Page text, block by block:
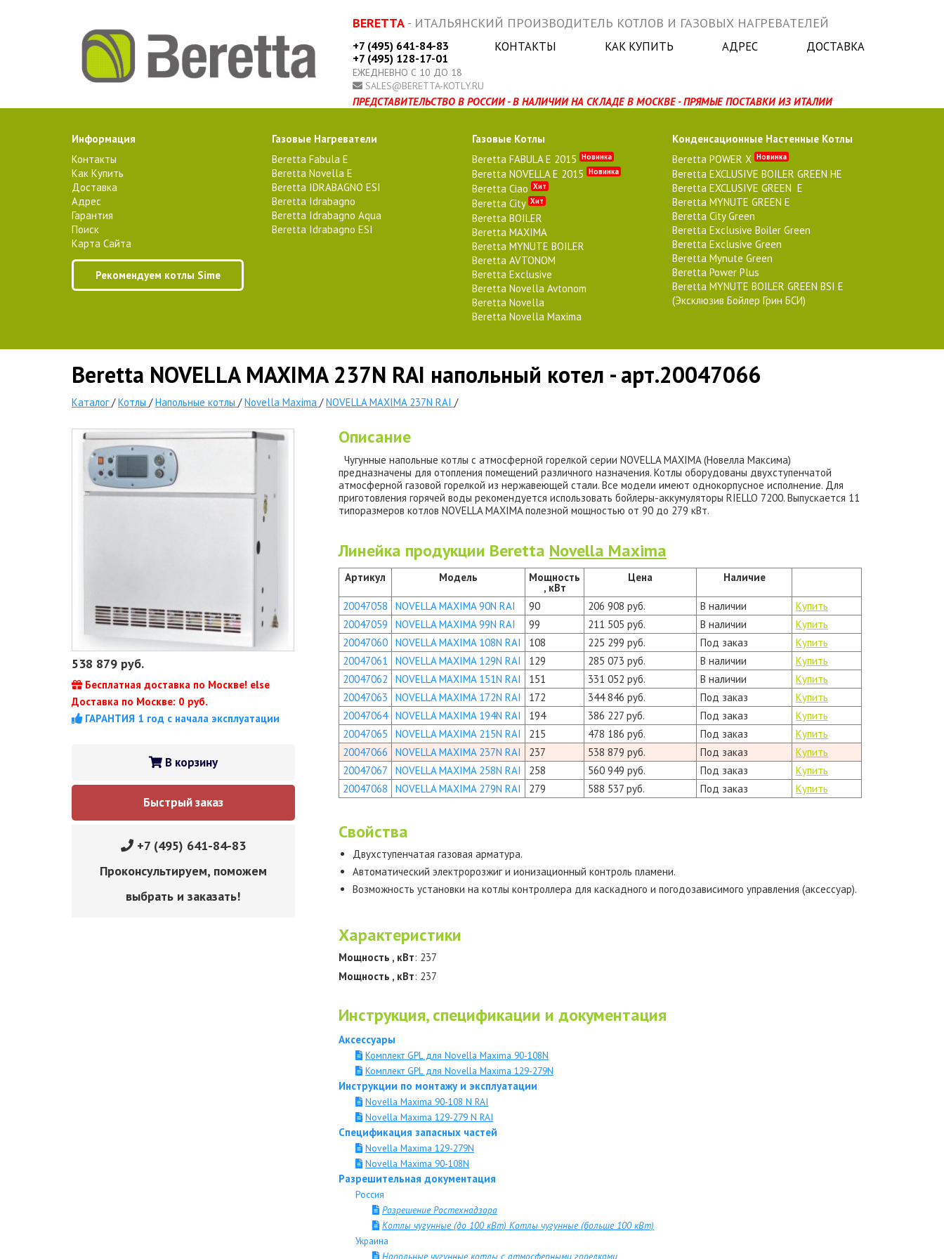
BERETTA- ИТАЛЬЯНСКИЙ ПРОИЗВОДИТЕЛЬ КОТЛОВ И ГАЗОВЫХ НАГРЕВАТЕЛЕЙ
+7 (495) 641-84-83
+7 (495) 128-17-01
ЕЖЕДНЕВНО С 10 ДО 18
SALES@BERETTA-KOTLY.RU
КОНТАКТЫ КАК КУПИТЬ АДРЕС ДОСТАВКА
ПРЕДСТАВИТЕЛЬСТВО В РОССИИ - В НАЛИЧИИ НА СКЛАДЕ В МОСКВЕ - ПРЯМЫЕ ПОСТАВКИ ИЗ ИТАЛИИ
Информация
Контакты
Как Купить
Доставка
Адрес
Гарантия
Поиск
Карта Сайта
Рекомендуем котлы Sime
Газовые Нагреватели
Beretta Fabula E
Beretta Novella E
Beretta IDRABAGNO ESI
Beretta Idrabagno
Beretta Idrabagno Aqua
Beretta Idrabagno ESI
Газовые Котлы
Beretta FABULA E 2015 Новинка
Beretta NOVELLA E 2015 Новинка
Beretta Ciao Хит
Beretta City Хит
Beretta BOILER
Beretta MAXIMA
Beretta MYNUTE BOILER
Beretta AVTONOM
Beretta Exclusive
Beretta Novella Avtonom
Beretta Novella
Beretta Novella Maxima
Конденсационные Настенные Котлы
Beretta POWER X Новинка
Beretta EXCLUSIVE BOILER GREEN HE
Beretta EXCLUSIVE GREEN E
Beretta MYNUTE GREEN E
Beretta City Green
Beretta Exclusive Boiler Green
Beretta Exclusive Green
Beretta Mynute Green
Beretta Power Plus
Beretta MYNUTE BOILER GREEN BSI E
(Эксклюзив Бойлер Грин БСИ)
Beretta NOVELLA MAXIMA 237N RAI напольный котел - арт.20047066
Каталог /Котлы /Напольные котлы /Novella Maxima /NOVELLA MAXIMA 237N RAI /
538 879 руб.
Бесплатная доставка по Москве! else
Доставка по Москве: 0 руб.
ГАРАНТИЯ 1 год с начала эксплуатации
В корзину
Быстрый заказ
+7 (495) 641-84-83
Проконсультируем, поможем
выбрать и заказать!
Описание
Чугунные напольные котлы с атмосферной горелкой серии NOVELLA MAXIMA (Новелла Максима)
предназначены для отопления помещений различного назначения. Котлы оборудованы двухступенчатой
атмосферной газовой горелкой из нержавеющей стали. Все модели имеют однокорпусное исполнение. Для
приготовления горячей воды рекомендуется использовать бойлеры-аккумуляторы RIELLO 7200. Выпускается 11
типоразмеров котлов NOVELLA MAXIMA полезной мощностью от 90 до 279 кВт.
Линейка продукции Beretta Novella Maxima
Артикул Модель Мощность
, кВт
Цена Наличие
20047058 NOVELLA MAXIMA 90N RAI 90 206 908 руб. В наличии
Купить
20047059
NOVELLA MAXIMA 99N RAI 99 211 505 руб. В наличии
Купить
20047060 NOVELLA MAXIMA 108N RAI 108 225 299 руб. Под заказ
Купить
20047061
NOVELLA MAXIMA 129N RAI 129 285 073 руб. В наличии
Купить
20047062
NOVELLA MAXIMA 151N RAI 151 331 052 руб. В наличии
Купить
20047063
NOVELLA MAXIMA 172N RAI 172 344 846 руб. Под заказ
Купить
20047064 NOVELLA MAXIMA 194N RAI 194 386 227 руб. Под заказ
Купить
20047065
NOVELLA MAXIMA 215N RAI 215 478 186 руб. Под заказ
Купить
20047066
NOVELLA MAXIMA 237N RAI 237 538 879 руб. Под заказ
Купить
20047067
NOVELLA MAXIMA 258N RAI 258 560 949 руб. Под заказ
Купить
20047068
NOVELLA MAXIMA 279N RAI 279 588 537 руб. Под заказ Купить
Свойства
Двухступенчатая газовая арматура.
Автоматический электророзжиг и ионизационный контроль пламени.
Возможность установки на котлы контроллера для каскадного и погодозависимого управления (аксессуар).
Характеристики
Мощность , кВт: 237
Мощность , кВт: 237
Инструкция, спецификации и документация
Аксессуары
Комплект GPL для Novella Maxima 90-108N
Комплект GPL для Novella Maxima 129-279N
Инструкции по монтажу и эксплуатации
Novella Maxima 90-108 N RAI
Novella Maxima 129-279 N RAI
Спецификация запасных частей
Novella Maxima 129-279N
Novella Maxima 90-108N
Разрешительная документация
Россия
Разрешение Ростехнадзора
Котлы чугунные (до 100 кВт) Котлы чугунные (больше 100 кВт)
Украина
Напольные чугунные котлы с атмосферными горелками